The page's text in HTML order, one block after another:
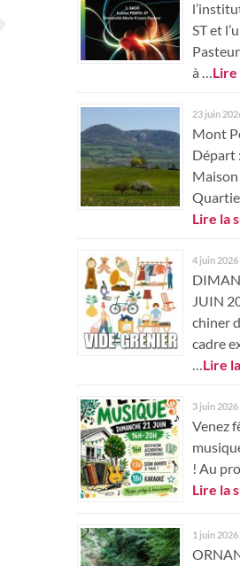
ST et
à …Lire
23 juin
Mont
Départ
Maison
Lire la
4 juin 2026
JUIN
chiner
cadre
…Lire
3 juin 2026
Venez
! Au
Lire la
1 juin 2026